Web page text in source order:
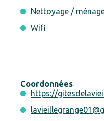
Nettoyage /
Wifi
Coordonnées
https://